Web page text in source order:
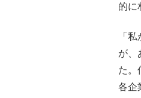
的に
「
が、
た。
各企